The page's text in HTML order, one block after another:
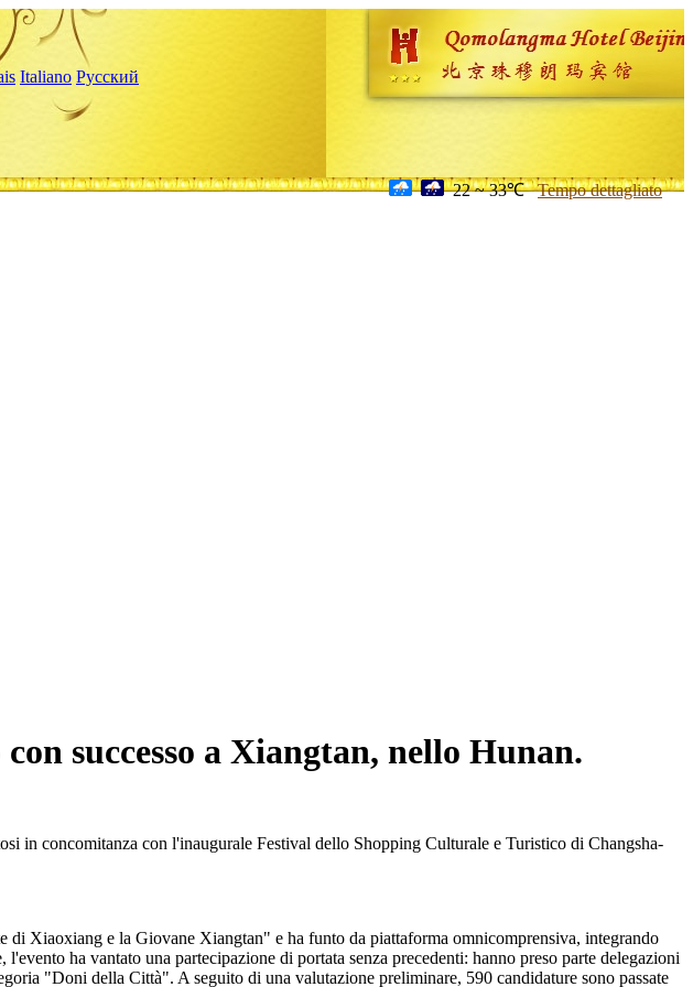
Italiano Русский
22 ~ 33℃ Tempo dettagliato
successo a Xiangtan, nello Hunan.
in concomitanza con l'inaugurale Festival dello Shopping Culturale e Turistico di Changsha-
Xiaoxiang e la Giovane Xiangtan" e ha funto da piattaforma omnicomprensiva, integrando
ha vantato una partecipazione di portata senza precedenti: hanno preso parte delegazioni
"Doni della Città". A seguito di una valutazione preliminare, 590 candidature sono passate